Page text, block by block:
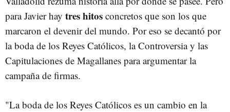
para Javier hay tres hitos concretos que son los que
marcaron el devenir del mundo. Por eso se decantó por
la boda de los Reyes Católicos, la Controversia y las
Capitulaciones de Magallanes para argumentar la
campaña de firmas.
"La boda de los Reyes Católicos es un cambio en la